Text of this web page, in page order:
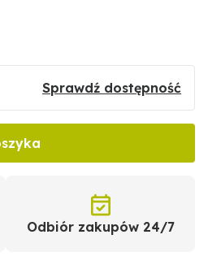
Sprawdź dostępność
Odbiór zakupów 24/7